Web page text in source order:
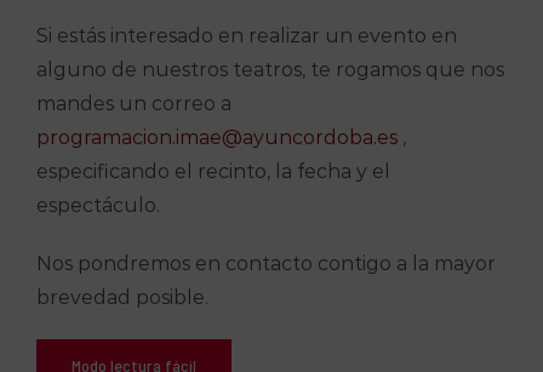
Si estás interesado en realizar un evento en
alguno de nuestros teatros, te rogamos que nos
mandes un correo a
programacion.imae@ayuncordoba.es,
especificando el recinto, la fecha y el
espectáculo.
Nos pondremos en contacto contigo a la mayor
brevedad posible.
Modo lectura fácil